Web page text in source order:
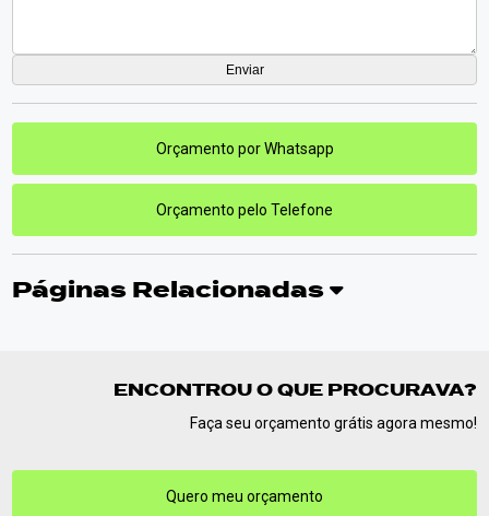
Orçamento por Whatsapp
Orçamento pelo Telefone
Páginas Relacionadas
ENCONTROU O QUE PROCURAVA?
Faça seu orçamento grátis agora mesmo!
Quero meu orçamento